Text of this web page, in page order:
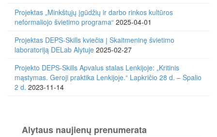
Projektas „Minkštųjų įgūdžių ir darbo rinkos kultūros
neformaliojo švietimo programa“ 2025-04-01
Projektas DEPS-Skills kviečia į Skaitmeninę švietimo
laboratoriją DELab Alytuje 2025-02-27
Projekto DEPS-Skills Apvalus stalas Lenkijoje: „Kritinis
mąstymas. Geroji praktika Lenkijoje.“ Lapkričio 28 d. – Spalio
2 d. 2023-11-14
Alytaus naujienų prenumerata